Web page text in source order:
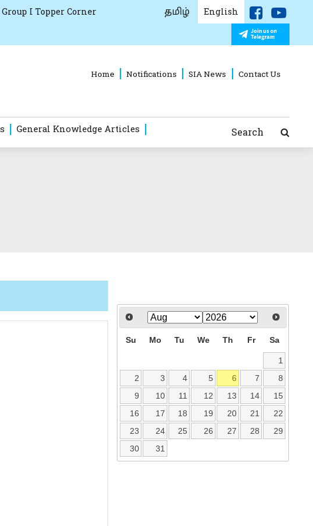
Group I Topper Corner தமிழ் English
Home Notifications SIA News Contact Us
General Knowledge Articles Search
Su Mo Tu We Th Fr Sa
1
2
3 4 5 6 7
8
9
10 11 12 13 14
15
16
17 18 19 20 21
22
23
24 25 26 27 28
29
30
31